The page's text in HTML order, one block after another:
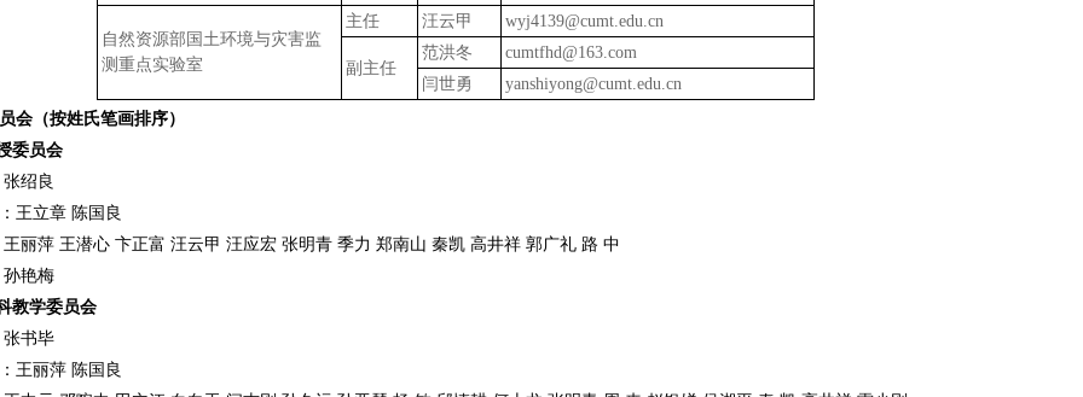
自然资源部国土环境与灾害监
测重点实验室
主任 汪云甲 wyj4139@cumt.edu.cn
副主任
范洪冬
cumtfhd@163.com
闫世勇
yanshiyong@cumt.edu.cn
会（按姓氏笔画排序）
委员会
绍良
王立章 陈国良
丽萍 王潜心 卞正富 汪云甲 汪应宏 张明青 季力 郑南山 秦凯 高井祥 郭广礼 路 中
艳梅
教学委员会
张书毕
王丽萍 陈国良